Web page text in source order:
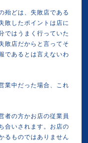
殆どは、失敗店である
敗したポイントは店に
ではうまく行っていた
敗店だからと言ってそ
であるとは言えないわ
業中だった場合、これ
者の方かお店の従業員
合いされます。お店の
るものではありません